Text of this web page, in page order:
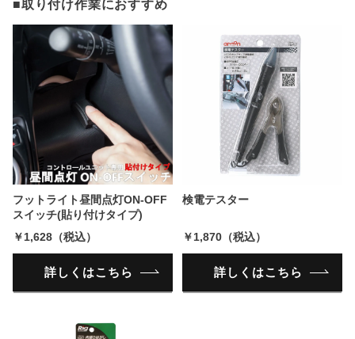
■取り付け作業におすすめ
フットライト昼間点灯ON-OFF
スイッチ(貼り付けタイプ)
￥1,628（税込）
詳しくはこちら
検電テスター
￥1,870（税込）
詳しくはこちら